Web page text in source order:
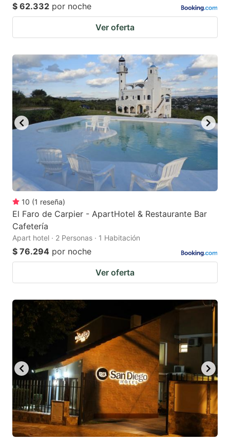
$ 62.332 por noche
Ver oferta
10 (1 reseña)
El Faro de Carpier - ApartHotel & Restaurante Bar
Cafetería
Apart hotel · 2 Personas · 1 Habitación
$ 76.294 por noche
Ver oferta